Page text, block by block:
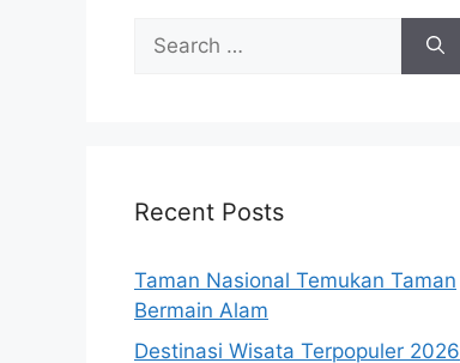
Search
for:
Recent Posts
Taman Nasional Temukan Taman
Bermain Alam
Destinasi Wisata Terpopuler 2026